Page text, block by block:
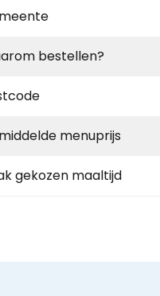
bestellen?
menuprijs
gekozen maaltijd